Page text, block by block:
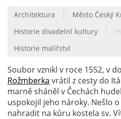
Architektura | Město Český
Historie divadelní kultury |
Historie malířství
Soubor vznikl v roce 1552, v
Rožmberka vrátil z cesty do
marně sháněl v Čechách
uspokojil jeho nároky. Nešlo
nahradit na kůru kostela sv.